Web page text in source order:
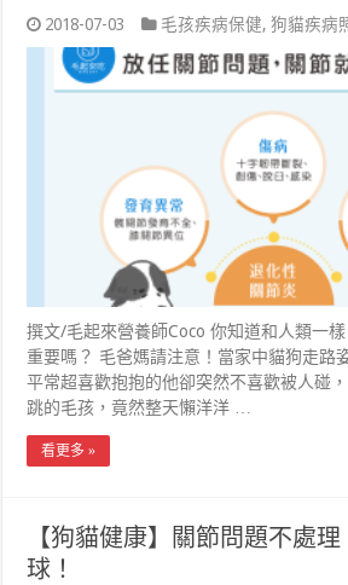
2018-07-03 毛孩疾病保健,狗貓疾病
撰文/毛起來營養師Coco 你知道和人類一
重要嗎？ 毛爸媽請注意！當家中貓狗走路
平常超喜歡抱抱的他卻突然不喜歡被人碰
跳的毛孩，竟然整天懶洋洋 …
看更多 »
【狗貓健康】關節問題不處
球！